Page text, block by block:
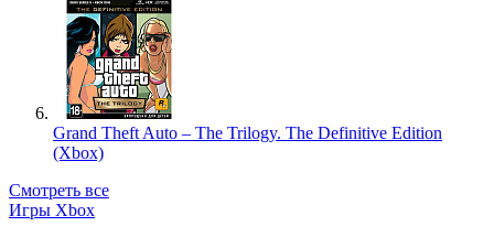
Grand Theft Auto – The Trilogy. The Definitive Edition
(Xbox)
Смотреть все
Игры Xbox